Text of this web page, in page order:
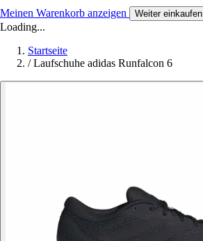
Meinen Warenkorb anzeigen Weiter einkaufen
Loading...
Startseite
/ Laufschuhe adidas Runfalcon 6